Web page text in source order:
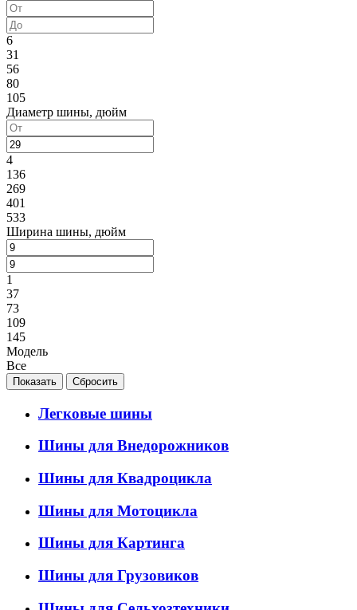
6
31
56
80
105
Диаметр шины, дюйм
4
136
269
401
533
Ширина шины, дюйм
1
37
73
109
145
Модель
Все
Легковые шины
Шины для Внедорожников
Шины для Квадроцикла
Шины для Мотоцикла
Шины для Картинга
Шины для Грузовиков